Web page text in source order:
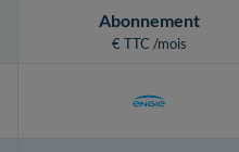
Abonnement
€ TTC /mois